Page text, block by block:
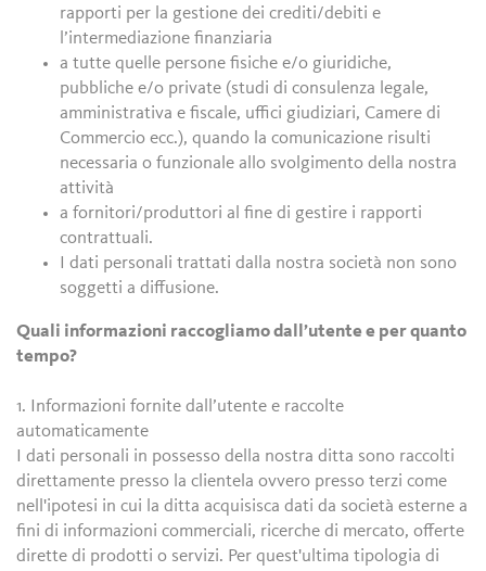
rapporti per la gestione dei crediti/debiti e
l’intermediazione finanziaria
a tutte quelle persone fisiche e/o giuridiche,
pubbliche e/o private (studi di consulenza legale,
amministrativa e fiscale, uffici giudiziari, Camere di
Commercio ecc.), quando la comunicazione risulti
necessaria o funzionale allo svolgimento della nostra
attività
a fornitori/produttori al fine di gestire i rapporti
contrattuali.
I dati personali trattati dalla nostra società non sono
soggetti a diffusione.
Quali informazioni raccogliamo dall’utente e per quanto
tempo?
1. Informazioni fornite dall’utente e raccolte
automaticamente
I dati personali in possesso della nostra ditta sono raccolti
direttamente presso la clientela ovvero presso terzi come
nell'ipotesi in cui la ditta acquisisca dati da società esterne a
fini di informazioni commerciali, ricerche di mercato, offerte
dirette di prodotti o servizi. Per quest'ultima tipologia di